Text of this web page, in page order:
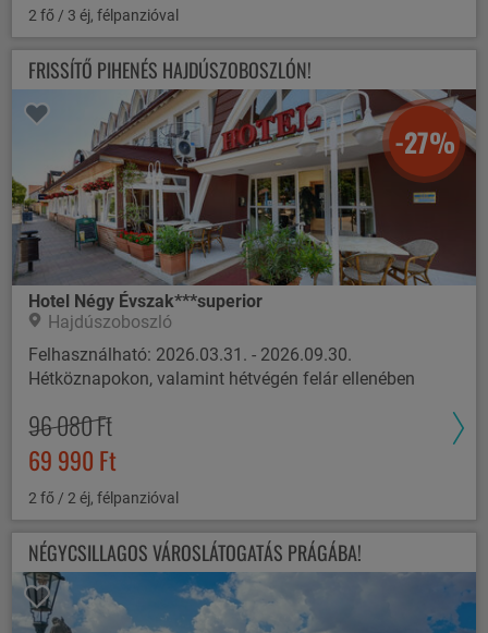
2 fő / 3 éj, félpanzióval
FRISSÍTŐ PIHENÉS HAJDÚSZOBOSZLÓN!
-27%
Hotel Négy Évszak***superior
Hajdúszoboszló
Felhasználható: 2026.03.31. - 2026.09.30.
Hétköznapokon, valamint hétvégén felár ellenében
96 080 Ft
69 990 Ft
2 fő / 2 éj, félpanzióval
NÉGYCSILLAGOS VÁROSLÁTOGATÁS PRÁGÁBA!